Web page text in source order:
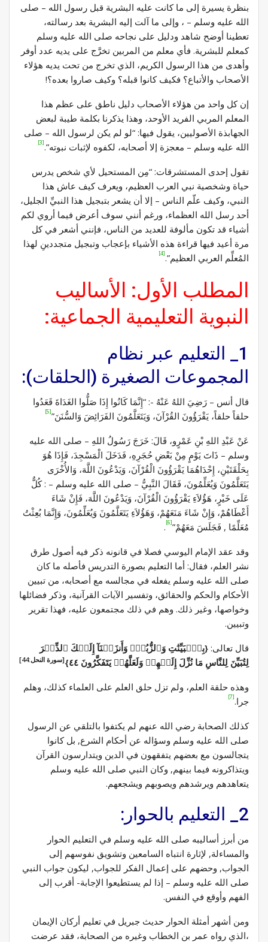
بنظرة يسيرة إلى ما كانت عليه البشرية قبل رسول الله – صلى
الله عليه وسلم – ، وإلى ما آلت إليه البشرية بعد رسالته،
تعطينا أوضح شاهد ودليل على نجاحه صلى الله عليه وسلم
كمعلم للبشرية. فأي معلم من المربين تخرَّج على يديه عدد أوفر
وأهدى من هذا الرسول الكريم، الذي تخرج من تحت يديه هؤلاء
الأصحاب والأتباع؟ فكيف كانوا قبله؟ وكيف صاروا بعده؟!
إن كل واحد من هؤلاء الأصحاب دليل ناطق على عظم هذا
المعلم المربي الفريد الأوحد، وهذا يذكرنا بكلمة طيبة لبعض
الجهابذة الأصوليين، يقول فيها: “لو لم يكن لرسول الله – صلى
الله عليه وسلم – معجزة إلا أصحابه، لكفوه لإثبات نبوته”.[3]
تقول إحدى المستشرقات: “مِن المستحيل لأي شخص يدرس
حياة وشخصية نبي العرب العظيم، ويعرف كيف عاش هذا
النبي، وكيف علّم الناس – إلا أن يشعر بتبجيل هذا النبيِّ الجليل،
أحد رسل الله العظماء، ورغم أنني سوف أعرض فيما أروي لكم
أشياء قد تكون مألوفة للعديد من الناس، فإنني أشعر في كل
مرة أعيد فيها قراءة هذه الأشياء بإعجاب وتبجيل متجددينِ لهذا
المُعلِّم العربي العظيم”.[4]
المطلب الأول: الأساليب
النبوية التعليمية الجماعية:
1_ التعليم عبر نظام
المجموعات الصغيرة (الحلقات):
قال أنس – رَضِيَ اللهُ عَنْهُ -: “إِنَّمَا كَانُوا إِذَا صَلُّوا الغَدَاةَ قَعَدُوا
حلقاً حلقاً، يَقْرَؤُونَ القُرْآنَ، وَيَتَعَلَّمُونَ الفَرَائِضَ وَالسُّنَنَ”[5]
عَنْ عَبْدِ اللهِ بْنِ عَمْرٍو، قَالَ: خَرَجَ رَسُولُ اللهِ – صلى الله عليه
وسلم – ذَاتَ يَوْمٍ مِنْ بَعْضِ حُجَرِهِ، فَدَخَلَ الْمَسْجِدَ، فَإِذَا هُوَ
بِحَلْقَتَيْنِ، إِحْدَاهُمَا يَقْرَؤُونَ الْقُرْآنَ، وَيَدْعُونَ اللَّهَ، وَالأُخْرَى
يَتَعَلَّمُونَ وَيُعَلِّمُونَ، فَقَالَ النَّبِيُّ – صلى الله عليه وسلم – : كُلٌّ
عَلَى خَيْرٍ، هَؤُلاَءِ يَقْرَؤُونَ الْقُرْآنَ، وَيَدْعُونَ اللَّهَ، فَإِنْ شَاءَ
أَعْطَاهُمْ، وَإِنْ شَاءَ مَنَعَهُمْ، وَهَؤُلاَءِ يَتَعَلَّمُونَ وَيُعَلِّمُونَ، وَإِنَّمَا بُعِثْتُ
مُعَلِّمًا , فَجَلَسَ مَعَهُمْ”[6]
.
وقد عقد الإمام اليوسي فصلا في قانونه ذكر فيه أصول طرق
نشر العلم، فقال: أما التعليم بصورة التدريس فأصله ما كان
صلى الله عليه وسلم يفعله في مجالسه مع أصحابه، من تبيين
الأحكام والحكم والحقائق، وتفسير الآيات القرآنية، وذكر فضائلها
وخواصها، وغير ذلك. وهم في ذلك مجتمعون عليه، فهذا تقرير
وتبيين.
قال تعالى: {بِٱلۡبَيِّنَٰتِ وَٱلزُّبُرِۗ وَأَنزَلۡنَآ إِلَيۡكَ ٱلذِّكۡرَ
لِتُبَيِّنَ لِلنَّاسِ مَا نُزِّلَ إِلَيۡهِمۡ وَلَعَلَّهُمۡ يَتَفَكَّرُونَ ٤٤}
[سورة النحل:44]
وهذه حلقة العلم، ولم تزل حلق العلم على العلماء كذلك، وهلم
جرا.[7]
كذلك الصحابة رضي الله عنهم لم يكتفوا بالتلقي عن الرسول
صلى الله عليه وسلم وسؤاله عن أحكام الشرع, بل كانوا
يتجالسون مع بعضهم يتفقهون في الدين ويتدارسون القرآن
ويتذاكرونه فيما بينهم, وكان النبي صلى الله عليه وسلم
يتعاهدهم ويرشدهم ويصوبهم ويشجعهم.
2_ التعليم بالحوار:
من أبرز أساليبه صلى الله عليه وسلم في التعليم الحوار
والمساءلة, لإثارة انتباه السامعين وتشويق نفوسهم إلى
الجواب, وحضهم على إعمال الفكر للجواب, ليكون جواب النبي
صلى الله عليه وسلم – إذا لم يستطيعوا الإجابة- أقرب إلى
الفهم وأوقع في النفس.
ومن أشهر أمثلة الحوار حديث جبريل في تعليم أركان الإيمان
،الذي رواه عمر بن الخطاب وغيره من الصحابة، فقد عرضت